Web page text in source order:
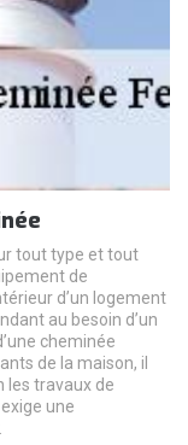
tout type et tout
de
d’un logement
au besoin d’un
cheminée
de la maison, il
les travaux de
une